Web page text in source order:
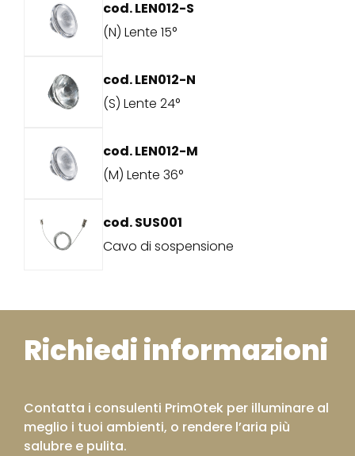
cod. LEN012-S
(N) Lente 15°
cod. LEN012-N
(S) Lente 24°
cod. LEN012-M
(M) Lente 36°
cod. SUS001
Cavo di sospensione
Richiedi informazioni
Contatta i consulenti PrimOtek per illuminare al
meglio i tuoi ambienti, o rendere l’aria più
salubre e pulita.